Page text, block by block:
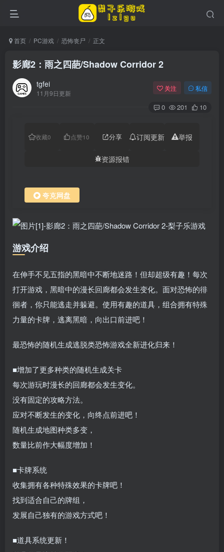
首页 PC游戏 恐怖丧尸 正文
影廊2：雨之四葩/Shadow Corridor 2
tgfei
11月9日更新
关注 私信
0 201 10
收藏0 点赞10 分享 订阅更新 举报
资源报错
夸克网盘
游戏介绍
在伸手不见五指的黑暗中不断地迷路！但却超级有趣！每次
打开游戏，黑暗中的漫长回廊都会发生变化。面对恐怖的徘
徊者，你只能逃走并躲避。使用有趣的道具，组合拥有特殊
力量的卡牌，逃离黑暗，向出口前进吧！
最恐怖的随机生成逃脱类恐怖游戏全新进化归来！
■增加了更多种类的随机生成关卡
每次游玩时漫长的回廊都会发生变化。
没有固定的攻略方法。
应对不断发生的变化，向终点前进吧！
随机生成地图种类多变，
数量比前作大幅度增加！
■卡牌系统
收集拥有各种特殊效果的卡牌吧！
找到适合自己的牌组，
发展自己独有的游戏方式吧！
■道具系统更新！